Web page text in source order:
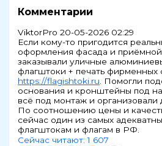
Комментарии
ViktorPro 20-05-2026 02:29
Если кому-то пригодится
оформления фасада и
заказывали уличные
флагштоки + печать фирменных
https://flagishtoki.ru. Помогли
основания и кронштейны под
всё под монтаж и организовали
По соотношению цены и
сейчас один из самых
флагштокам и флагам в РФ.
Сейчас читают: 1 607